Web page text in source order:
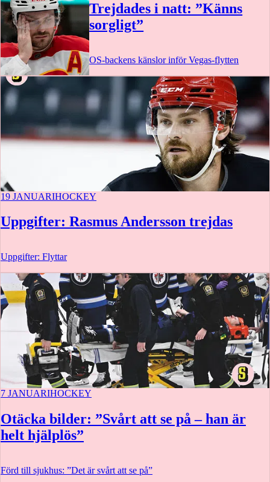
Trejdades i natt: ”Känns
sorgligt”
OS-backens känslor inför Vegas-flytten
19 JANUARIHOCKEY
Uppgifter: Rasmus Andersson trejdas
Uppgifter: Flyttar
7 JANUARIHOCKEY
Otäcka bilder: ”Svårt att se på – han är
helt hjälplös”
Förd till sjukhus: ”Det är svårt att se på”